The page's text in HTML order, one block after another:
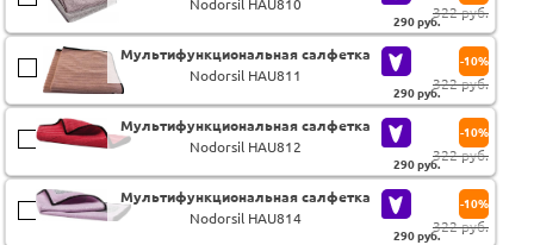
Nodorsil HAU810
290руб.
322 руб.
Мультифункциональная салфетка
Nodorsil HAU811
290руб.
322 руб.
-10%
Мультифункциональная салфетка
Nodorsil HAU812
290руб.
322 руб.
-10%
Мультифункциональная салфетка
Nodorsil HAU814
290руб.
322 руб.
-10%